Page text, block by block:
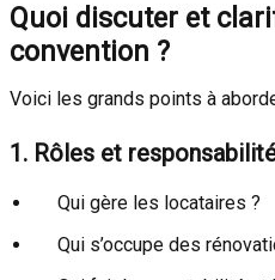
Quoi discuter et
convention ?
Voici les grands points à
1. Rôles et
Qui gère les locataires ?
Qui s’occupe des